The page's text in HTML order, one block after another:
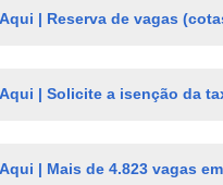
| Reserva de vagas
| Solicite a isenção da
| Mais de 4.823 vagas